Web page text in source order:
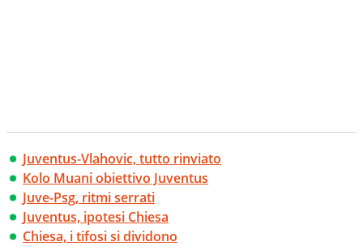
Juventus-Vlahovic, tutto rinviato
Kolo Muani obiettivo Juventus
Juve-Psg, ritmi serrati
Juventus, ipotesi Chiesa
Chiesa, i tifosi si dividono